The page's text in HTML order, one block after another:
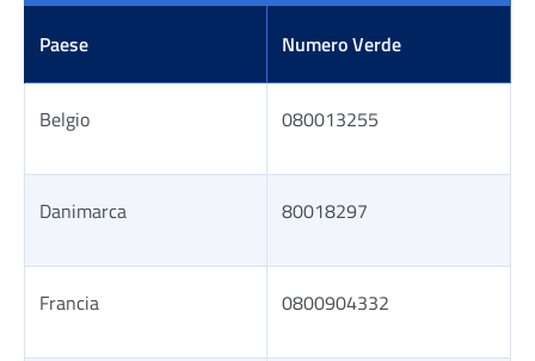
Paese Numero Verde
Belgio 080013255
Danimarca 80018297
Francia 0800904332